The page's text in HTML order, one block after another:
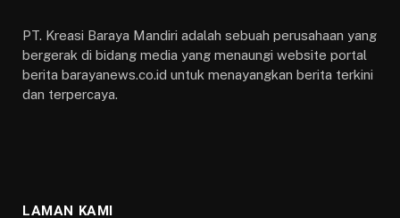
PT. Kreasi Baraya Mandiri adalah sebuah perusahaan yang
bergerak di bidang media yang menaungi website portal
berita barayanews.co.id untuk menayangkan berita terkini
dan terpercaya.
LAMAN KAMI